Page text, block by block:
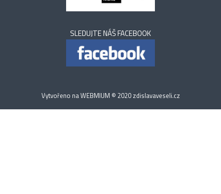
SLEDUJTE NÁŠ FACEBOOK
Vytvořeno naWEBMIUM © 2020 zdislavaveseli.cz